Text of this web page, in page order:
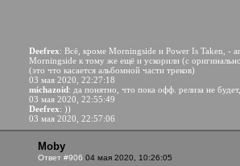
Deefrex: Всё, кроме Morningside и Power Is Taken, -
Morningside к тому же ещё и ускорили (с
(это что касается альбомной части треков)
03 мая 2020, 22:27:18
michazoid: да понятно, что пока офф. релиза не
03 мая 2020, 22:55:49
Deefrex: ))
03 мая 2020, 22:57:06
Moby
Ответ #906 04 мая 2020, 10:26:05